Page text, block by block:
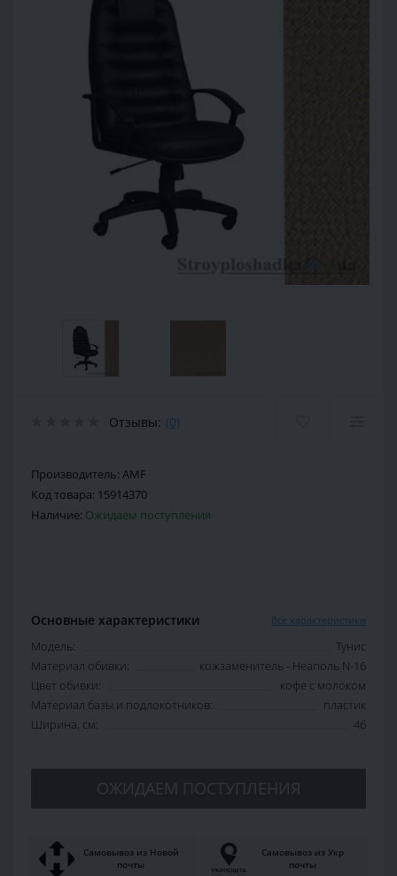
Отзывы: (0)
Производитель: AMF
Код товара: 15914370
Наличие: Ожидаем поступления
Основные характеристики Все характеристики
Модель:
Тунис
Материал обивки:
кожзаменитель - Неаполь N-16
Цвет обивки:
кофе с молоком
Материал базы и подлокотников:
пластик
Ширина, см:
46
ОЖИДАЕМ ПОСТУПЛЕНИЯ
Самовывоз из Новой
почты
Самовывоз из Укр
почты